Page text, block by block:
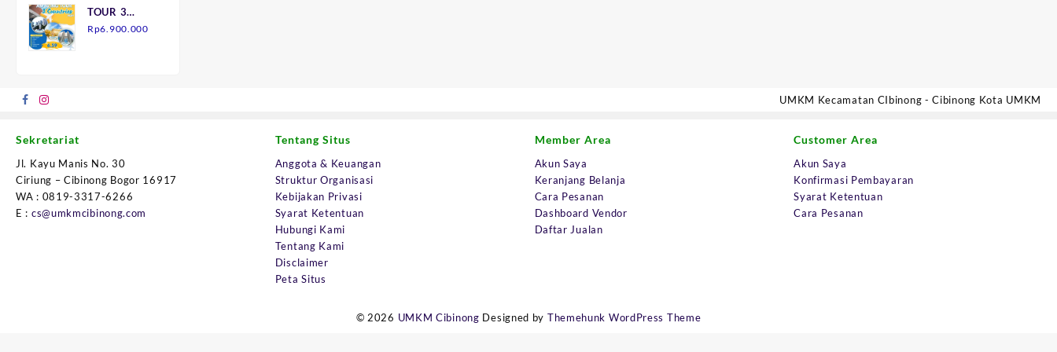
adalah:
Rp145.000.
ini
adalah:
TOUR 3
NEGARA
Rp6.900.000
UMKM Kecamatan CIbinong - Cibinong Kota UMKM
Sekretariat
Jl. Kayu Manis No. 30
Ciriung – Cibinong Bogor 16917
WA : 0819-3317-6266
E : cs@umkmcibinong.com
Tentang Situs
Anggota & Keuangan
Struktur Organisasi
Kebijakan Privasi
Syarat Ketentuan
Hubungi Kami
Tentang Kami
Disclaimer
Peta Situs
Member Area
Akun Saya
Keranjang Belanja
Cara Pesanan
Dashboard Vendor
Daftar Jualan
Customer Area
Akun Saya
Konfirmasi Pembayaran
Syarat Ketentuan
Cara Pesanan
© 2026 UMKM Cibinong Designed by Themehunk WordPress Theme